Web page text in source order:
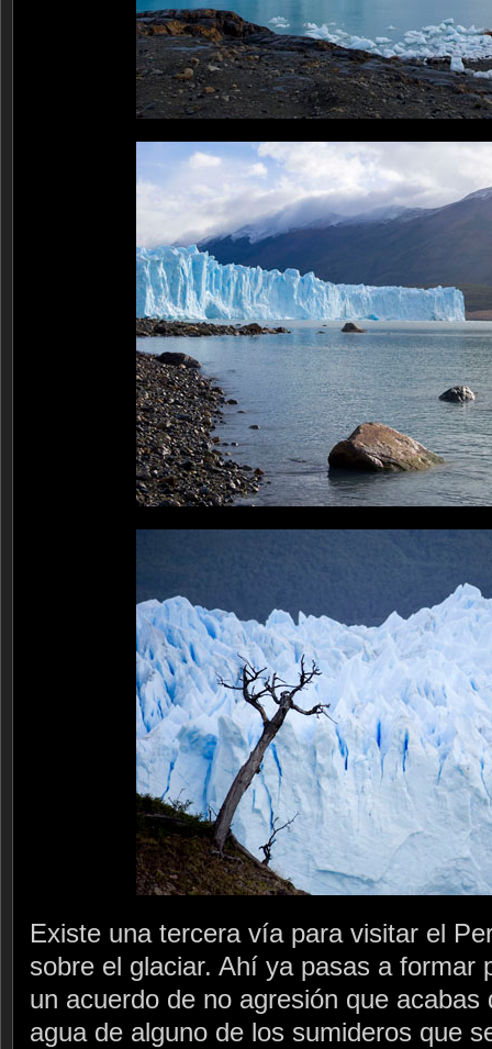
Existe una tercera vía para visitar el
sobre el glaciar. Ahí ya pasas a formar
un acuerdo de no agresión que
agua de alguno de los sumideros que